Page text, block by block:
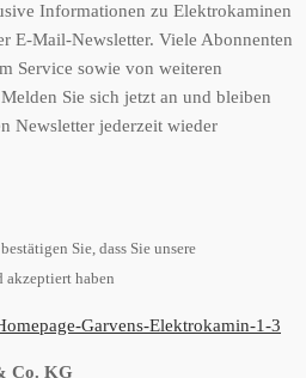
Informationen zu Elektrokaminen
E-Mail-Newsletter. Viele Abonnenten
Service sowie von weiteren
Sie sich jetzt an und bleiben
Newsletter jederzeit wieder
Sie, dass Sie unsere
akzeptiert haben
Co. KG